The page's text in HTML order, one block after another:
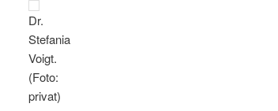
Dr.
Stefania
Voigt.
(Foto:
privat)